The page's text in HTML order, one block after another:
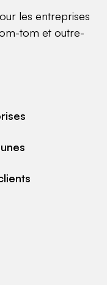
les entreprises
tom et outre-